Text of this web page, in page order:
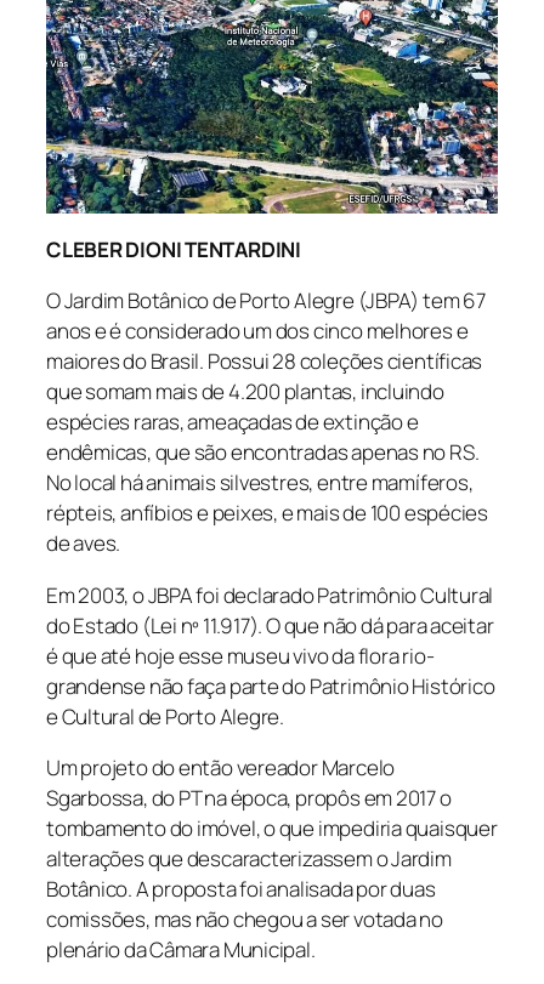
CLEBER DIONI TENTARDINI
O Jardim Botânico de Porto Alegre (JBPA) tem 67
anos e é considerado um dos cinco melhores e
maiores do Brasil. Possui 28 coleções científicas
que somam mais de 4.200 plantas, incluindo
espécies raras, ameaçadas de extinção e
endêmicas, que são encontradas apenas no RS.
No local há animais silvestres, entre mamíferos,
répteis, anfíbios e peixes, e mais de 100 espécies
de aves.
Em 2003, o JBPA foi declarado Patrimônio Cultural
do Estado (Lei nº 11.917). O que não dá para aceitar
é que até hoje esse museu vivo da flora rio-
grandense não faça parte do Patrimônio Histórico
e Cultural de Porto Alegre.
Um projeto do então vereador Marcelo
Sgarbossa, do PT na época, propôs em 2017 o
tombamento do imóvel, o que impediria quaisquer
alterações que descaracterizassem o Jardim
Botânico. A proposta foi analisada por duas
comissões, mas não chegou a ser votada no
plenário da Câmara Municipal.